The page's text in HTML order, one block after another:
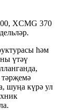
XCMG 370
һәм
үтәү
шуңа күрә ул